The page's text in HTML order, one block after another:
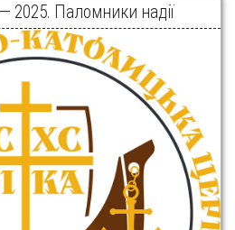
2025. Паломники надії